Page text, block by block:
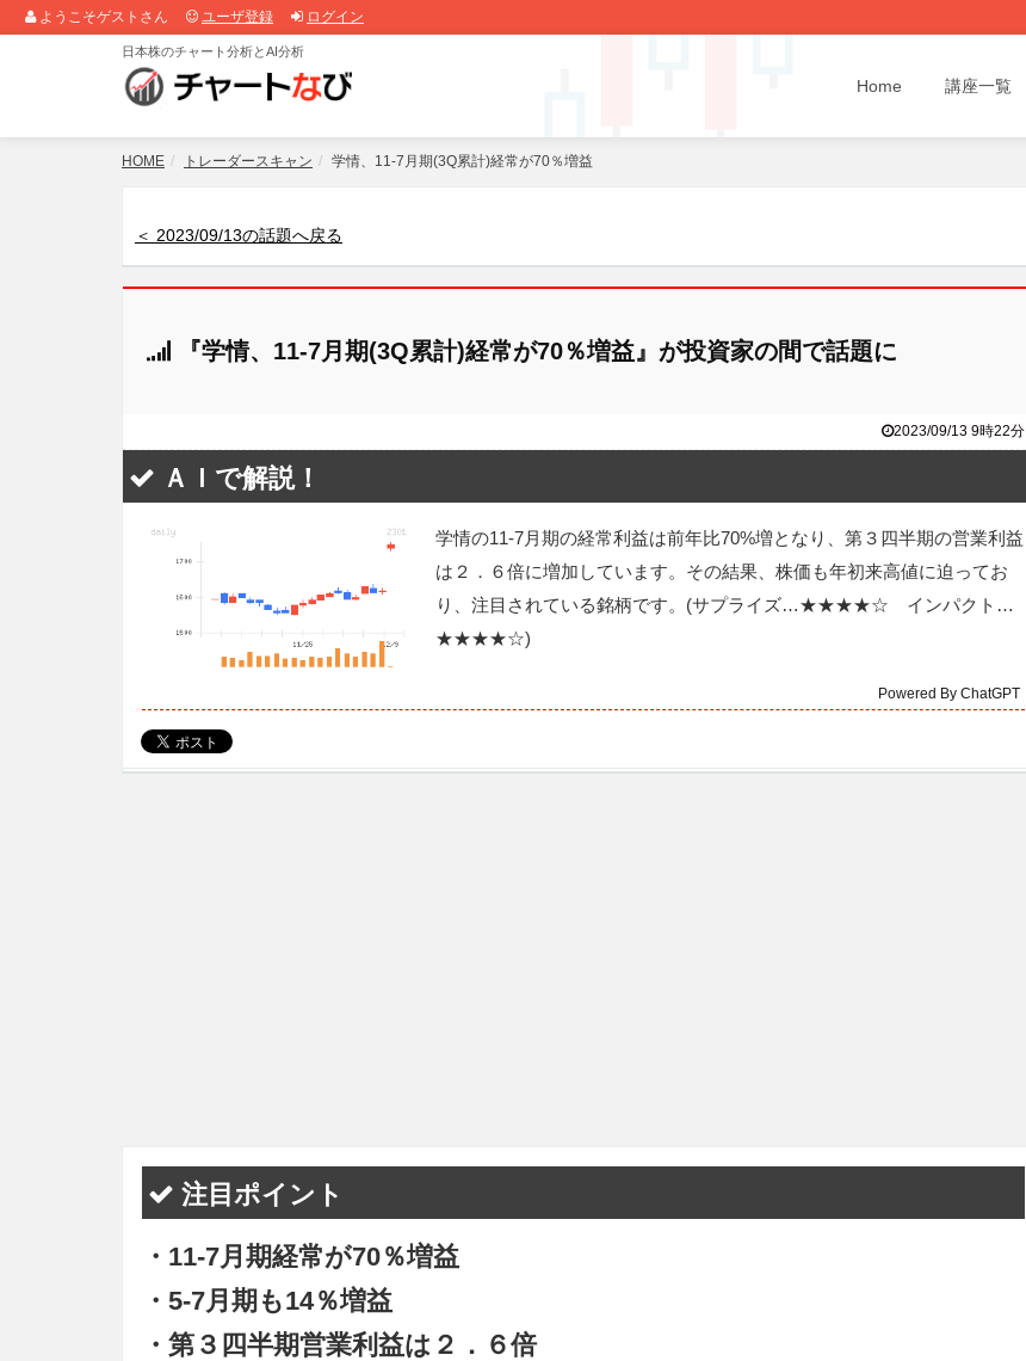
ようこそゲストさん ユーザ登録 ログイン
日本株のチャート分析とAI分析
Home 講座一覧
HOME トレーダースキャン 学情、11-7月期(3Q累計)経常が70％増益
＜ 2023/09/13の話題へ戻る
『学情、11-7月期(3Q累計)経常が70％増益』が投資家の間で話題に
2023/09/13 9時22分
ＡＩで解説！
学情の11-7月期の経常利益は前年比70%増となり、第３四半期の営業利益
は２．６倍に増加しています。その結果、株価も年初来高値に迫ってお
り、注目されている銘柄です。(サプライズ…★★★★☆ インパクト…
★★★★☆)
Powered By ChatGPT
注目ポイント
・11-7月期経常が70％増益
・5-7月期も14％増益
・第３四半期営業利益は２．６倍